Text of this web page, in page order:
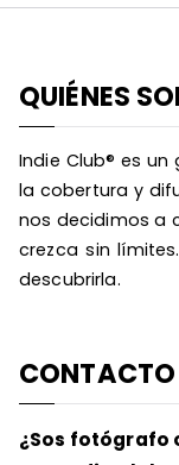
QUIÉNES
Indie Club® es
la cobertura y
nos decidimos a
crezca sin
descubrirla.
CONTACTO
¿Sos fotógrafo